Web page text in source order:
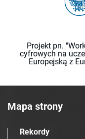
Projekt pn.
cyfrowych na
Europejską z
Mapa strony
Rekordy